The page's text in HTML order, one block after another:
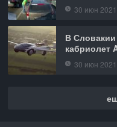
30 июн 2021
В
кабриолет
30 июн 2021